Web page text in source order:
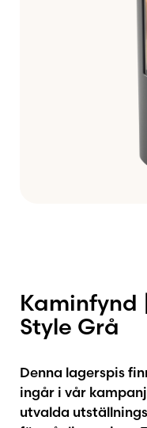
Kaminfynd
Style Grå
Denna lagerspis
ingår i vår
utvalda